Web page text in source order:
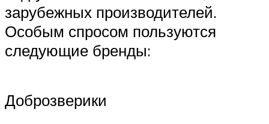
зарубежных производителей.
Особым спросом пользуются
следующие бренды:
Доброзверики